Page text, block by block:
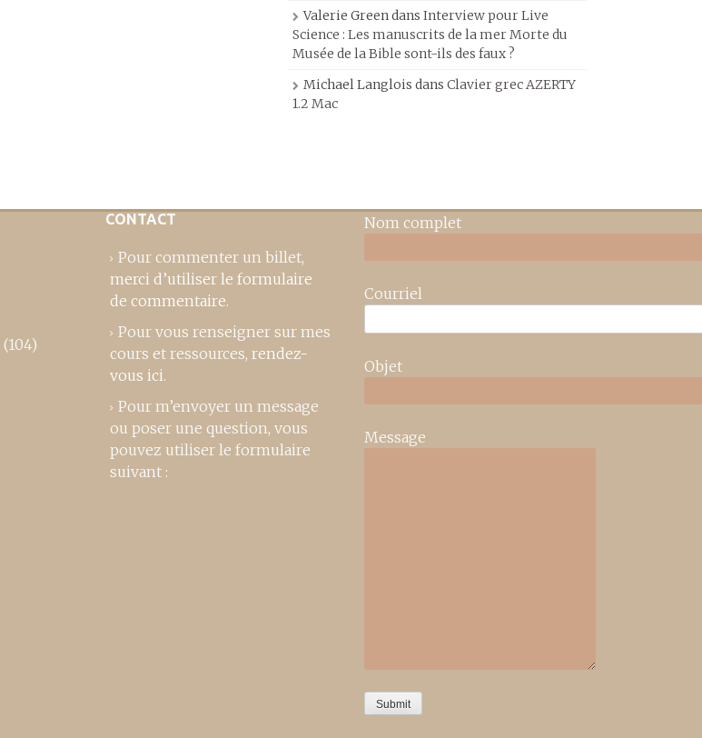
Valerie Greendans Interview pour Live
Science : Les manuscrits de la mer Morte du
Musée de la Bible sont-ils des faux ?
Michael Langlois dans Clavier grec AZERTY
1.2 Mac
(104)
CONTACT
Pour commenter un billet,
merci d’utiliser le formulaire
de commentaire.
Pour vous renseigner sur mes
cours et ressources, rendez-
vous ici.
Pour m’envoyer un message
ou poser une question, vous
pouvez utiliser le formulaire
suivant :
Nom complet
Courriel
Objet
Message